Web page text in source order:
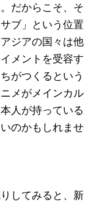
だからこそ、そ
ブ」という位置
ジアの国々は他
メントを受容す
がつくるという
メがメインカル
人が持っている
のかもしれませ
してみると、新